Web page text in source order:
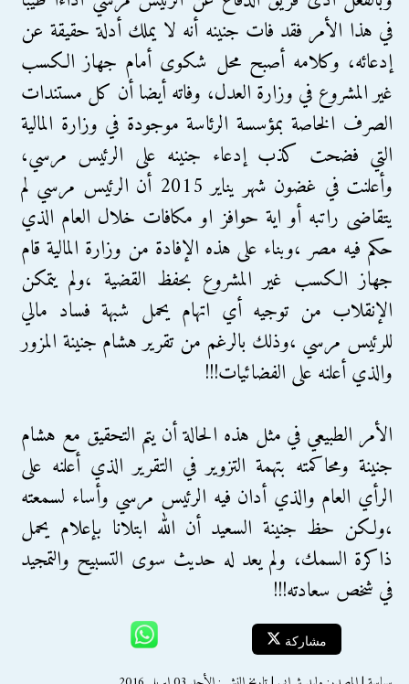
في هذا الأمر فقد فات جنينه أنه لا يملك أدلة حقيقة عن
إدعائه، وكلامه أصبح محل شكوى أمام جهاز الكسب
غير المشروع في وزارة العدل، وفاته أيضا أن كل مستندات
الصرف الخاصة بمؤسسة الرئاسة موجودة في وزارة المالية
التي فضحت كذب إدعاء جنينه على الرئيس مرسي،
وأعلنت في غضون شهر يناير 2015 أن الرئيس مرسي لم
يتقاضى راتبه أو اية حوافز او مكافات خلال العام الذي
حكم فيه مصر ،وبناء على هذه الإفادة من وزارة المالية قام
جهاز الكسب غير المشروع بحفظ القضية ،ولم يتمكن
الإنقلاب من توجيه أي اتهام يحمل شبهة فساد مالي
للرئيس مرسي ،وذلك بالرغم من تقرير هشام جنينة المزور
والذي أعلنه على الفضائيات!!!
الأمر الطبيعي في مثل هذه الحالة أن يتم التحقيق مع هشام
جنينة ومحاكمته بتهمة التزوير في التقرير الذي أعلنه على
الرأي العام والذي أدان فيه الرئيس مرسي وأساء لسمعته
،ولكن حظ جنينة السعيد أن الله ابتلانا بإعلام يحمل
ذاكرة السمك، ولم يعد له حديث سوى التسبيح والتمجيد
في شخص سعادته!!!
مشاركة